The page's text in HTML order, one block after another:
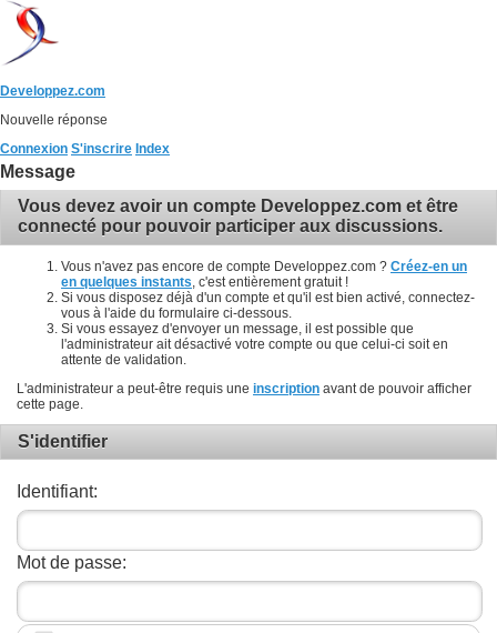
Developpez.com
Nouvelle réponse
Connexion S'inscrire Index
Message
Vous devez avoir un compte Developpez.com et être
connecté pour pouvoir participer aux discussions.
Vous n'avez pas encore de compte Developpez.com ? Créez-en un
en quelques instants , c'est entièrement gratuit !
Si vous disposez déjà d'un compte et qu'il est bien activé, connectez-
vous à l'aide du formulaire ci-dessous.
Si vous essayez d'envoyer un message, il est possible que
l'administrateur ait désactivé votre compte ou que celui-ci soit en
attente de validation.
L'administrateur a peut-être requis une inscription avant de pouvoir afficher
cette page.
S'identifier
Identifiant:
Mot de passe: